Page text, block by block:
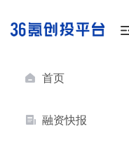
首页
融资快报